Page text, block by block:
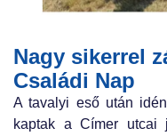
Nagy sikerrel
Családi Nap
A tavalyi eső után
kaptak a Címer utcai